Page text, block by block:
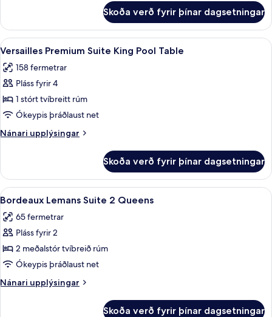
Executive
Suite
2
Skoða verð fyrir þínar dagsetningar
Skoða
allar
myndir
fyrir
Versailles
Premium
Suite
King
Table
Rúmföt af bestu gerð, míníbar,
5
Versailles Premium Suite King Pool Table
158 fermetrar
Pláss fyrir 4
1 stórt tvíbreitt rúm
Ókeypis þráðlaust net
Nánari upplýsingar
Nánari
Premium
Suite
King
Table
Skoða verð fyrir þínar dagsetningar
Skoða
allar
myndir
fyrir
Bordeaux
Lemans
Suite
2
Bordeaux Lemans Suite 2 Queens |
4
Bordeaux Lemans Suite 2 Queens
65 fermetrar
Pláss fyrir 2
2 meðalstór tvíbreið rúm
Ókeypis þráðlaust net
Nánari upplýsingar
Nánari
Skoða verð fyrir þínar dagsetningar